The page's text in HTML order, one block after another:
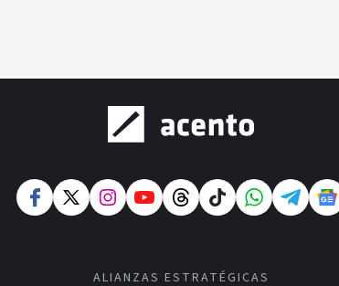
ALIANZAS ESTRATÉGICAS